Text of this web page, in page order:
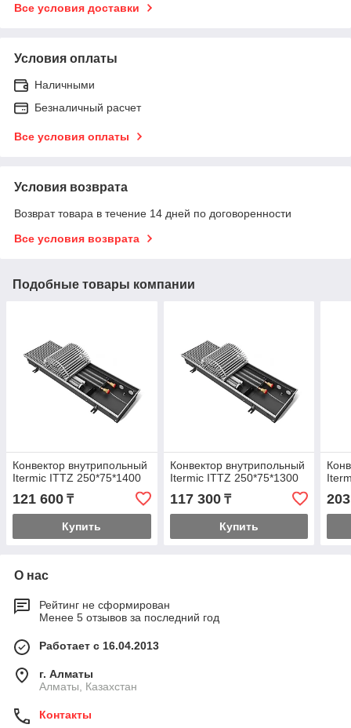
Все условия доставки
Условия оплаты
Наличными
Безналичный расчет
Все условия оплаты
Условия возврата
Возврат товара в течение 14 дней по договоренности
Все условия возврата
Подобные товары компании
Конвектор внутрипольный
Itermic ITTZ 250*75*1400
121 600 ₸
Купить
Конвектор внутрипольный
Itermic ITTZ 250*75*1300
117 300₸
Купить
О нас
Рейтинг не сформирован
Менее 5 отзывов за последний год
Работает с 16.04.2013
г. Алматы
Алматы, Казахстан
Контакты